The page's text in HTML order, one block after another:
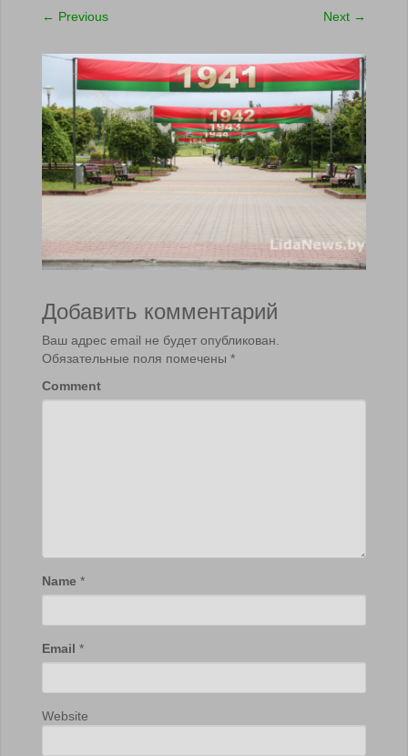
← Previous Next →
Добавить комментарий
Ваш адрес email не будет опубликован.
Обязательные поля помечены *
Comment
Name *
Email *
Website